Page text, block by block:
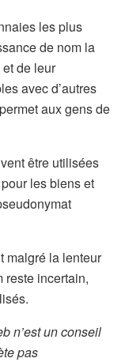
les plus
de nom la
de leur
avec d’autres
aux gens de
être utilisées
les biens et
malgré la lenteur
reste incertain,
n’est un conseil
pas